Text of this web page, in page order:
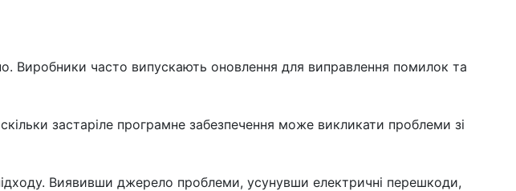
Виробники часто випускають оновлення для виправлення помилок та
застаріле програмне забезпечення може викликати проблеми зі
Виявивши джерело проблеми, усунувши електричні перешкоди,